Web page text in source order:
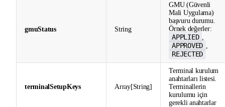
gmuStatus String
GMU (Güvenli
Mali Uygulama)
başvuru durumu.
Örnek değerler:
APPLIED
APPROVED
REJECTED
terminalSetupKeys Array[String]
Terminal kurulum
anahtarları listesi.
Terminallerin
kurulumu için
gerekli anahtarlar